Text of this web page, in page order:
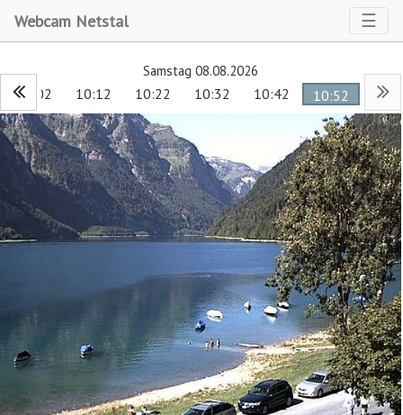
Webcam Netstal ☰
Samstag 08.08.2026
10:02 10:12 10:22 10:32 10:42 10:52